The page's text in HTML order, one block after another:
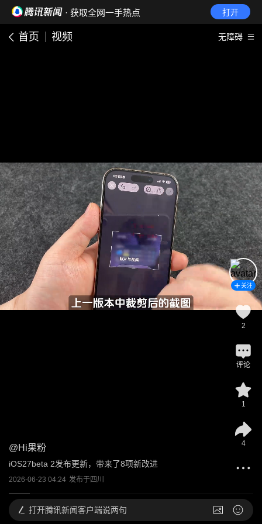
· 获取全网一手热点 打开
首页 视频 无障碍
@Hi果粉
iOS27beta 2发布更新，带来了8项新改进
2026-06-23 04:24 发布于四川
关注
2
评论
1
4
打开腾讯新闻客户端说两句